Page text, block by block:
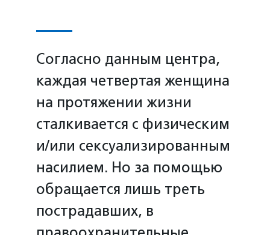
Согласно данным центра,
каждая четвертая женщина
на протяжении жизни
сталкивается с физическим
и/или сексуализированным
насилием. Но за помощью
обращается лишь треть
пострадавших, в